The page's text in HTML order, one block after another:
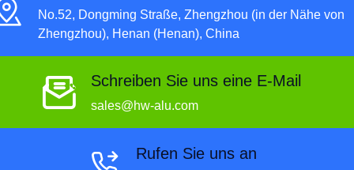
No.52, Dongming Straße, Zhengzhou (in der Nähe von
Zhengzhou), Henan (Henan), China
Schreiben Sie uns eine E-Mail
sales@hw-alu.com
Rufen Sie uns an